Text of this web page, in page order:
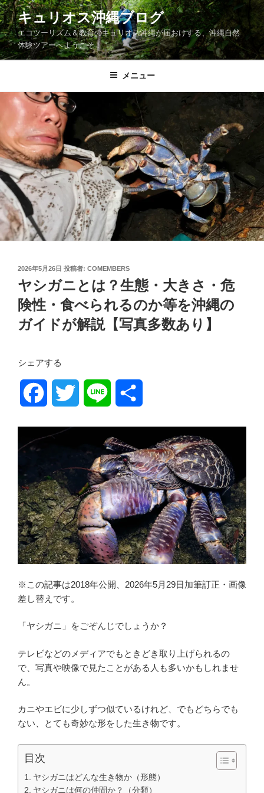
コ
ン
テ
ン
ツ
ス
プ
キュリオス沖縄ブログ
エコツーリズム＆教育のキュリオス沖縄が届おけする、沖縄自然
体験ツアーへようこそ！
メニュー
投
稿
日:
2026年5月26日 投稿者: COMEMBERS
ヤシガニとは？生態・大きさ・危
険性・食べられるのか等を沖縄の
ガイドが解説【写真多数あり】
シェアする
e
b
o
o
k
t
e
r
n
e
※この記事は2018年公開、2026年5月29日加筆訂正・画像
差し替えです。
「ヤシガニ」をごぞんじでしょうか？
テレビなどのメディアでもときどき取り上げられるの
で、写真や映像で見たことがある人も多いかもしれませ
ん。
カニやエビに少しずつ似ているけれど、でもどちらでも
ない、とても奇妙な形をした生き物です。
目次
ヤシガニはどんな生き物か（形態）
ヤシガニは何の仲間か？（分類）